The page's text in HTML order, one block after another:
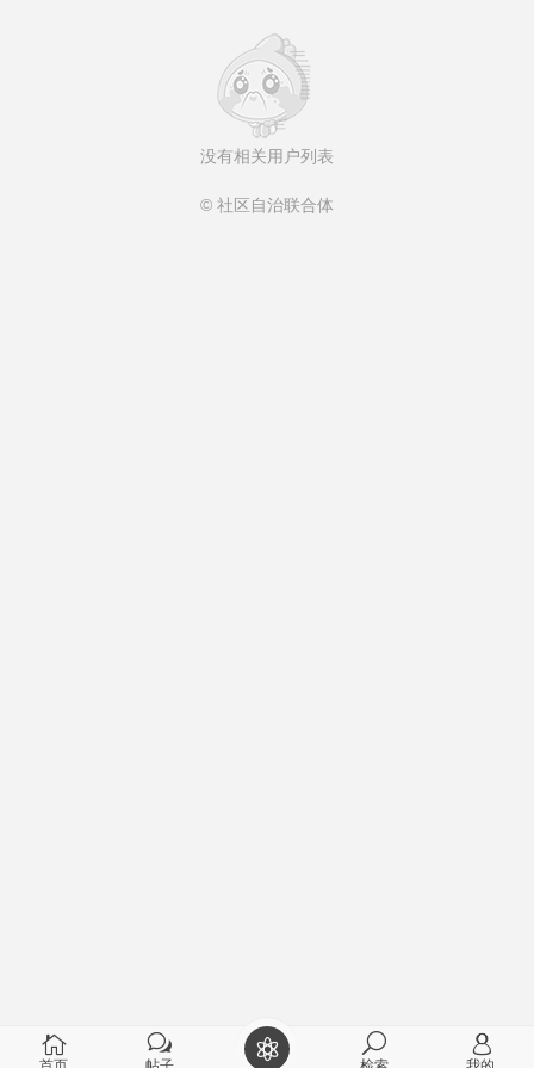
没有相关用户列表
© 社区自治联合体